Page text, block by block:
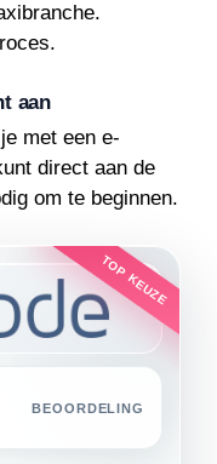
aan
met een e-
direct aan de
om te beginnen.
TOP KEUZE
BEOORDELING